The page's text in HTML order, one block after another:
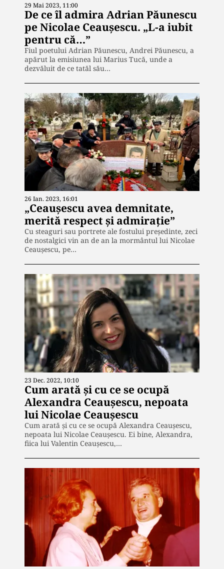
29 Mai 2023, 11:00
De ce îl admira Adrian Păunescu
pe Nicolae Ceaușescu. „L-a iubit
pentru că…”
Fiul poetului Adrian Păunescu, Andrei Păunescu, a
apărut la emisiunea lui Marius Tucă, unde a
dezvăluit de ce tatăl său…
26 Ian. 2023, 16:01
„Ceaușescu avea demnitate,
merită respect și admirație”
Cu steaguri sau portrete ale fostului președinte, zeci
de nostalgici vin an de an la mormântul lui Nicolae
Ceaușescu, pe…
23 Dec. 2022, 10:10
Cum arată și cu ce se ocupă
Alexandra Ceaușescu, nepoata
lui Nicolae Ceaușescu
Cum arată și cu ce se ocupă Alexandra Ceaușescu,
nepoata lui Nicolae Ceaușescu. Ei bine, Alexandra,
fiica lui Valentin Ceaușescu,…